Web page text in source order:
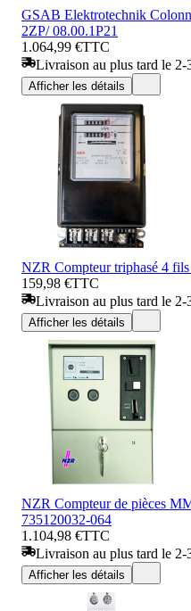
GSAB Elektrotechnik
2ZP/ 08.00.1P21
1.064,99 €TTC
Livraison au plus tard le 2-
Afficher les détails
NZR Compteur triphasé 4
159,98 €TTC
Livraison au plus tard le 2-
Afficher les détails
NZR Compteur de pièces
735120032-064
1.104,98 €TTC
Livraison au plus tard le 2-
Afficher les détails